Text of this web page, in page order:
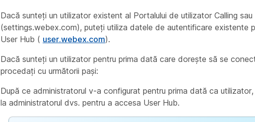
Dacă sunteți un utilizator existent al Portalului de utilizator Calling
(settings.webex.com), puteți utiliza datele de autentificare existente
User Hub ( user.webex.com).
Dacă sunteți un utilizator pentru prima dată care dorește să se
procedați cu următorii pași:
După ce administratorul v-a configurat pentru prima dată ca
la administratorul dvs. pentru a accesa User Hub.